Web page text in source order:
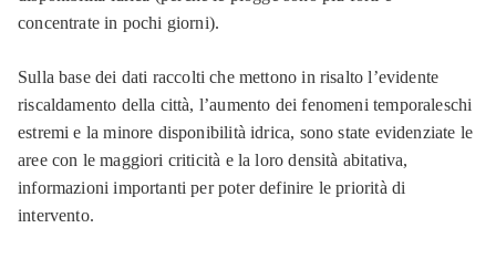
concentrate in pochi giorni).
Sulla base dei dati raccolti che mettono in risalto l’evidente
riscaldamento della città, l’aumento dei fenomeni temporaleschi
estremi e la minore disponibilità idrica, sono state evidenziate le
aree con le maggiori criticità e la loro densità abitativa,
informazioni importanti per poter definire le priorità di
intervento.